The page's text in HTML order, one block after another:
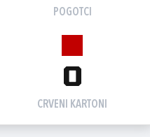
POGOTCI
0
CRVENI KARTONI